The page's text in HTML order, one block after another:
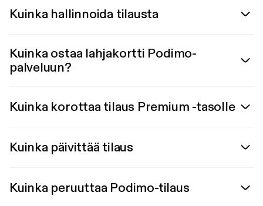
Kuinka hallinnoida tilausta
Kuinka ostaa lahjakortti Podimo-
palveluun?
Kuinka korottaa tilaus Premium -tasolle
Kuinka päivittää tilaus
Kuinka peruuttaa Podimo-tilaus